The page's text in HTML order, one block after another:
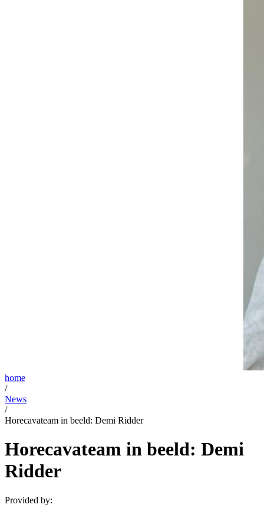
home
/
News
/
Horecavateam in beeld: Demi Ridder
Horecavateam in beeld: Demi
Ridder
Provided by: